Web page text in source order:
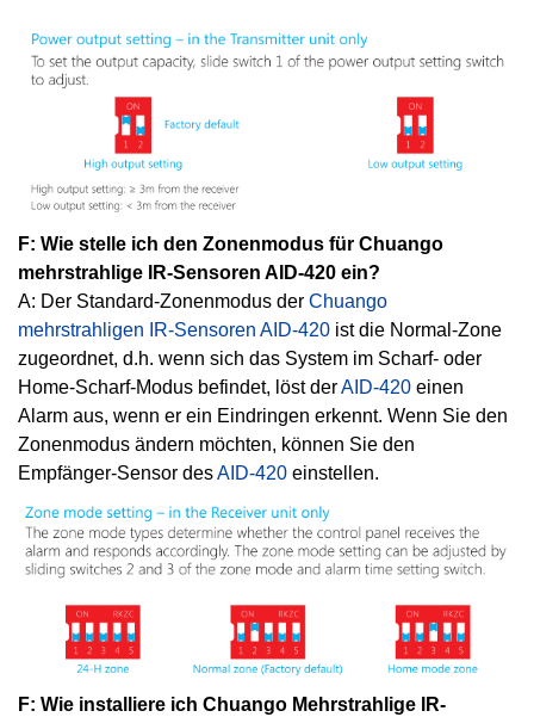
F: Wie stelle ich den Zonenmodus für Chuango
mehrstrahlige IR-Sensoren AID-420 ein?
A: Der Standard-Zonenmodus der Chuango
mehrstrahligen IR-Sensoren AID-420 ist die Normal-Zone
zugeordnet, d.h. wenn sich das System im Scharf- oder
Home-Scharf-Modus befindet, löst derAID-420 einen
Alarm aus, wenn er ein Eindringen erkennt. Wenn Sie den
Zonenmodus ändern möchten, können Sie den
Empfänger-Sensor desAID-420 einstellen.
F: Wie installiere ich Chuango Mehrstrahlige IR-